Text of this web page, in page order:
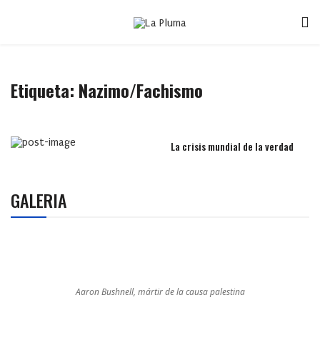
Etiqueta: Nazimo/Fachismo
La crisis mundial de la verdad
GALERIA
Aaron Bushnell, mártir de la causa palestina